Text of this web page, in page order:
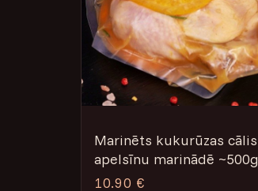
Marinēts kukurūzas cālis
apelsīnu marinādē ~500g
10.90 €